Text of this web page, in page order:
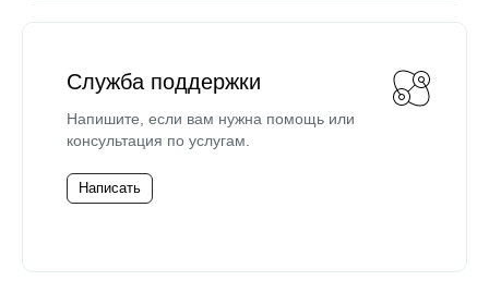
Служба поддержки
Напишите, если вам нужна помощь или
консультация по услугам.
Написать